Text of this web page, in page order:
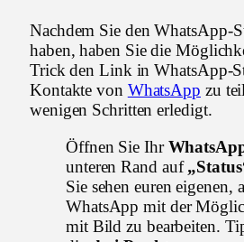
Nachdem Sie den WhatsApp-
haben, haben Sie die
Trick den Link in WhatsApp-
Kontakte von WhatsApp zu
wenigen Schritten erledigt.
Öffnen Sie Ihr
unteren Rand auf
Sie sehen euren eigenen,
WhatsApp mit der
mit Bild zu bearbeiten.